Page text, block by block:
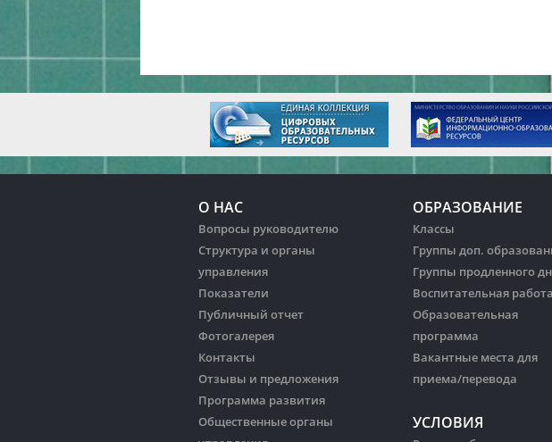
О НАС
Вопросы руководителю
Структура и органы
управления
Показатели
Публичный отчет
Фотогалерея
Контакты
Отзывы и предложения
Программа развития
Общественные органы
ОБРАЗОВАНИЕ
Классы
Группы доп.
Группы продленного
Воспитательная работа
Образовательная
программа
Вакантные места для
приема/перевода
УСЛОВИЯ